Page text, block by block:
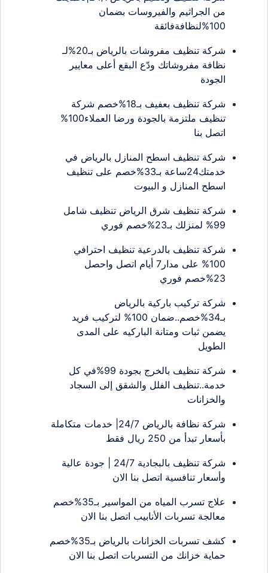
من الجراثيم والفيروسات بضمان
100%لنظافةفائقة
شركة تنظيف مفروشات بالرياض بـ20%لـ
نظافة مفروشاتك ودّع البقع أعلى معايير
الجودة
شركة تنظيف بعفيف بـ18%خصم شركة
تنظيف ملتزمة بالجودة ورضا العملاء100%
اتصل بنا
شركة تنظيف اسطح المنازل بالرياض في
خدمتك24ساعة بـ33%خصم على تنظيف
اسطح المنازل و البيوت
شركة تنظيف شرق الرياض تنظيف شامل
99% لمنزلك بـ23%خصم فوري
شركة تنظيف بالدرعية تنظيف احترافي
100% على مدار7 أيام اتصل واحصل
23%خصم فوري
شركة تركيب باركية بالرياض
بـ34%خصم..ضمان 100% لتركيب فريد
يضمن ثبات ومتانة الباركيه على المدى
الطويل
شركة تنظيف بالخرج بجودة 99%في كل
خدمة..تنظيف الفلل والشقق إلى السجاد
والخزانات
شركة نظافة بالرياض 24/7| خدمات متكاملة
بأسعار تبدأ من 250 ريال فقط
شركة تنظيف بالبجادية 24/7 | جودة عالية
وأسعار تنافسية اتصل بنا الان
علاج تسرب المياه من المواسير بـ35%خصم
معالجة تسربات الأنابيب اتصل بنا الان
كشف تسربات الخزانات بالرياض بـ35%خصم
حماية خزانك من التسربات اتصل بنا الان